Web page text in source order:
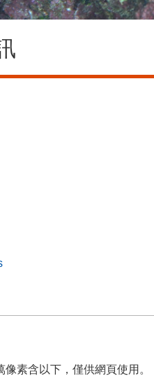
素含以下，僅供網頁使用。